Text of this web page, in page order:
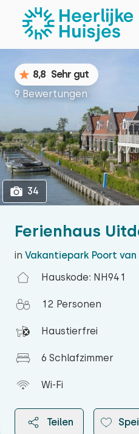
1
Ferienhaus
in Vakantiepark Poort
Hauskode: NH941
12 Personen
Haustierfrei
6 Schlafzimmer
Wi-Fi
Teilen
8,8 Sehr gut
9 Bewertungen
34